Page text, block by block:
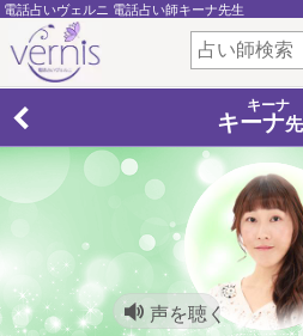
電話占いヴェルニ 電話占い師キーナ先生
キーナ
キーナ
声を聴く